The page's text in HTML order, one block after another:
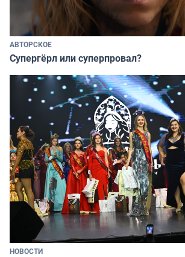
АВТОРСКОЕ
Супергёрл или суперпровал?
НОВОСТИ